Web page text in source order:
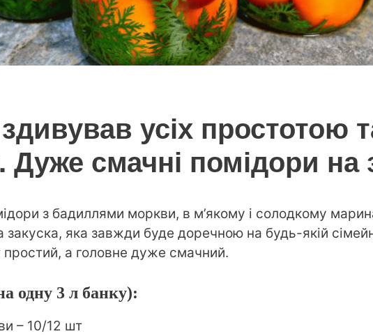
усіх простотою
Дуже смачні помідори на
з бадиллями моркви, в м’якому і солодкому
закуска, яка завжди буде доречною на будь-якій
простий, а головне дуже смачний.
одну 3 л банку):
– 10/12 шт